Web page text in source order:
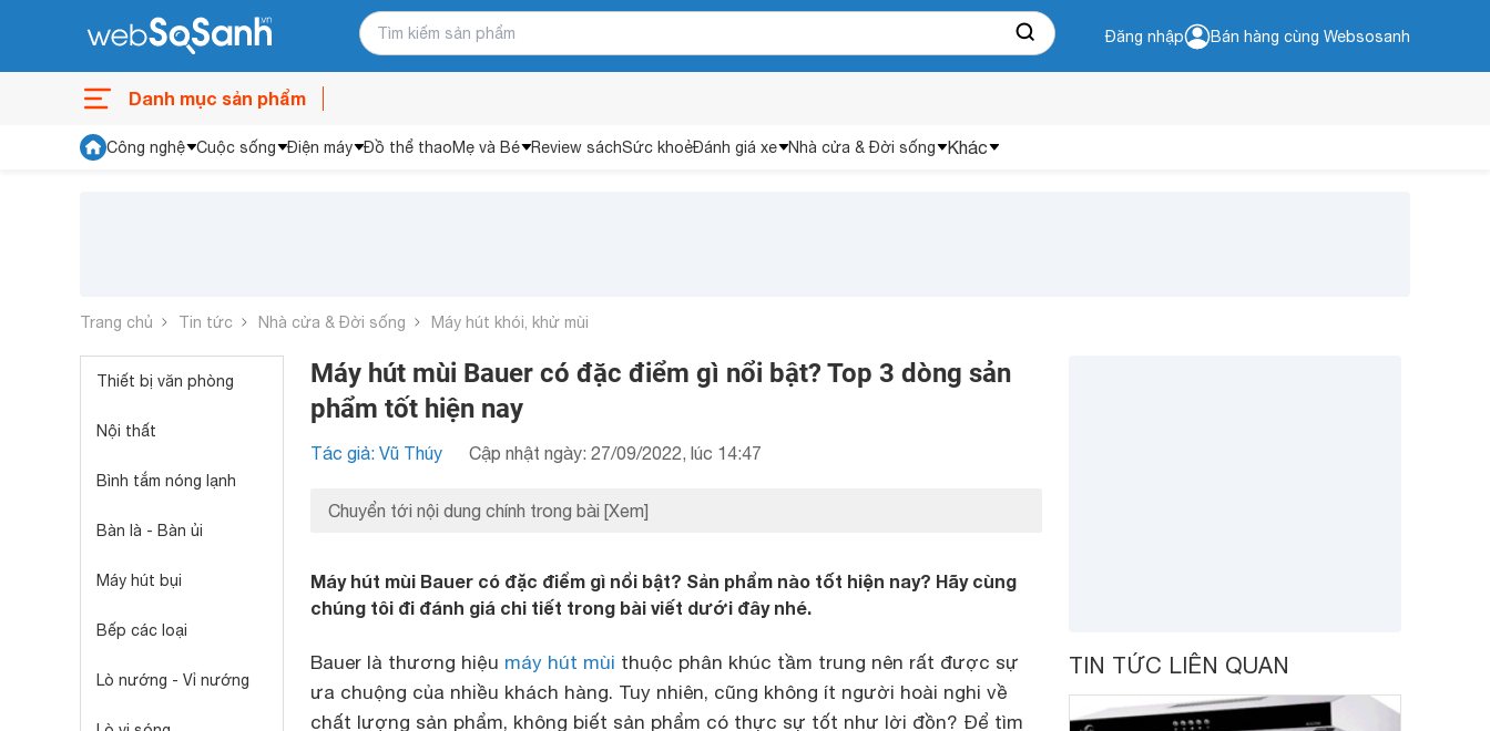
Đăng nhập Bán hàng cùng Websosanh
Danh mục sản phẩm
Công nghệ Cuộc sống Điện máy Đồ thể thaoMẹ và Bé Review sáchSức khoẻĐánh giá xe Nhà cửa & Đời sống Khác
Trang chủ Tin tức Nhà cửa & Đời sống Máy hút khói, khử mùi
Thiết bị văn phòng
Nội thất
Bình tắm nóng lạnh
Bàn là - Bàn ủi
Máy hút bụi
Bếp các loại
Lò nướng - Vỉ nướng
Máy hút mùi Bauer có đặc điểm gì nổi bật? Top 3 dòng sản
phẩm tốt hiện nay
Tác giả: Vũ Thúy Cập nhật ngày: 27/09/2022, lúc 14:47
Chuyển tới nội dung chính trong bài [Xem]
Máy hút mùi Bauer có đặc điểm gì nổi bật? Sản phẩm nào tốt hiện nay? Hãy cùng
chúng tôi đi đánh giá chi tiết trong bài viết dưới đây nhé.
Bauer là thương hiệu máy hút mùi thuộc phân khúc tầm trung nên rất được sự
ưa chuộng của nhiều khách hàng. Tuy nhiên, cũng không ít người hoài nghi về
chất lượng sản phẩm, không biết sản phẩm có thực sự tốt như lời đồn? Để tìm
TIN TỨC LIÊN QUAN